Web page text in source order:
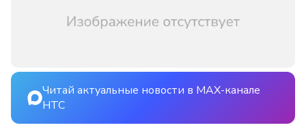
Читай актуальные новости в MAX-канале
НТС